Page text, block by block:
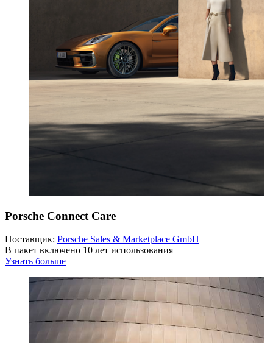
Porsche Connect Care
Поставщик: Porsche Sales & Marketplace GmbH
В пакет включено 10 лет использования
Узнать больше